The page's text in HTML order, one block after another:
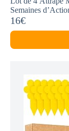
Semaines
Adapté aux
16€